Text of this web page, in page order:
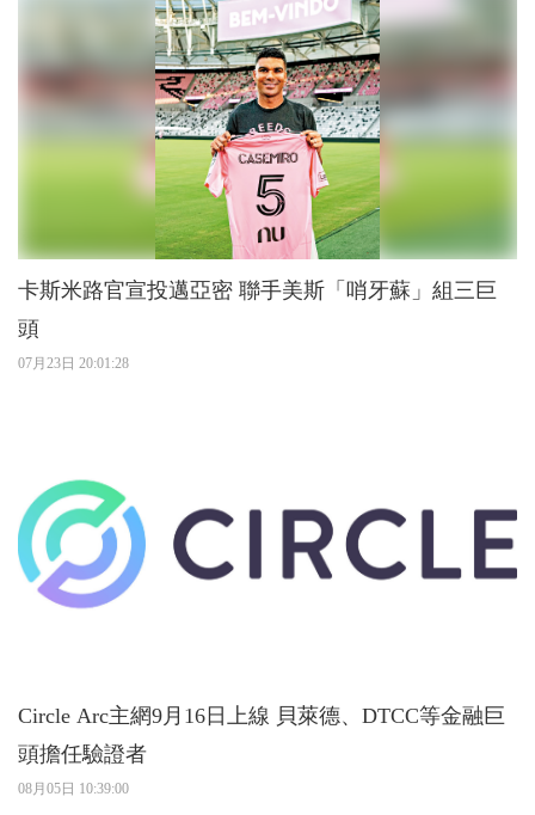
卡斯米路官宣投邁亞密 聯手美斯「哨牙蘇」組三巨
頭
07月23日 20:01:28
Circle Arc主網9月16日上線 貝萊德、DTCC等金融巨
頭擔任驗證者
08月05日 10:39:00